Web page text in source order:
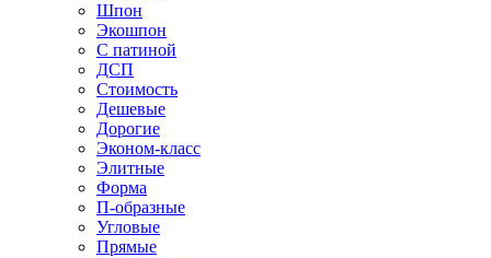
Шпон
Экошпон
С патиной
ДСП
Стоимость
Дешевые
Дорогие
Эконом-класс
Элитные
Форма
П-образные
Угловые
Прямые